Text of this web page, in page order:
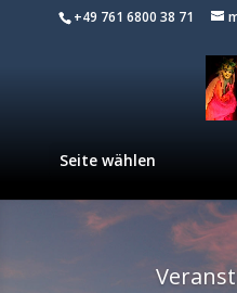
+49 761 6800 38 71
Seite wählen